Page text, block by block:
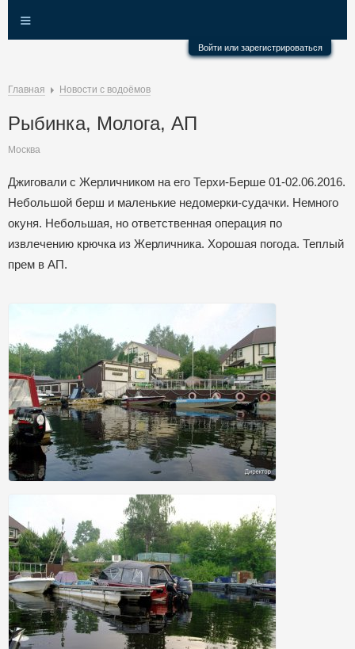
≡
Войти или зарегистрироваться
Главная Новости с водоёмов
Рыбинка, Молога, АП
Москва
Джиговали с Жерличником на его Терхи-Берше 01-02.06.2016.
Небольшой берш и маленькие недомерки-судачки. Немного
окуня. Небольшая, но ответственная операция по
извлечению крючка из Жерличника. Хорошая погода. Теплый
прем в АП.